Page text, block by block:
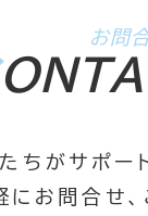
お問
ちがサポー
にお問合せ、